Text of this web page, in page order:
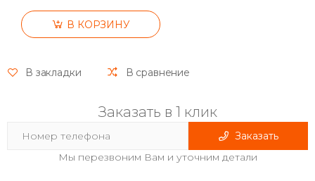
В КОРЗИНУ
В закладки В сравнение
Заказать в 1 клик
Заказать
Мы перезвоним Вам и уточним детали